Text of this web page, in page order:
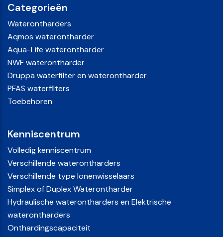
Categorieën
Waterontharders
Aqmos waterontharder
Aqua-Life waterontharder
NWF waterontharder
Druppa waterfilter en waterontharder
PFAS waterfilters
Toebehoren
Kenniscentrum
Volledig kenniscentrum
Verschillende waterontharders
Verschillende type Ionenwisselaars
Simplex of Duplex Waterontharder
Hydraulische waterontharders en Elektrische
waterontharders
Onthardingscapaciteit